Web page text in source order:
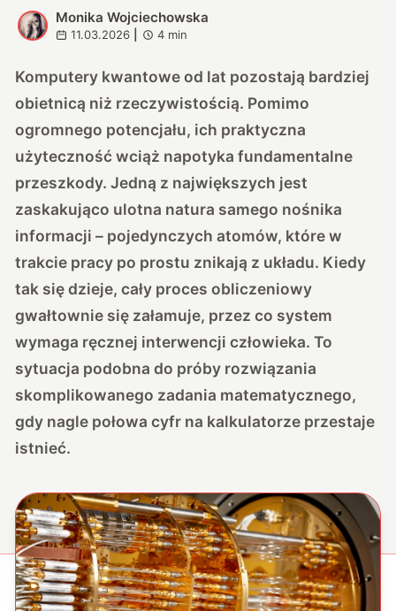
M
Monika Wojciechowska
11.03.2026 4 min
Komputery kwantowe od lat pozostają bardziej
obietnicą niż rzeczywistością. Pomimo
ogromnego potencjału, ich praktyczna
użyteczność wciąż napotyka fundamentalne
przeszkody. Jedną z największych jest
zaskakująco ulotna natura samego nośnika
informacji – pojedynczych atomów, które w
trakcie pracy po prostu znikają z układu. Kiedy
tak się dzieje, cały proces obliczeniowy
gwałtownie się załamuje, przez co system
wymaga ręcznej interwencji człowieka. To
sytuacja podobna do próby rozwiązania
skomplikowanego zadania matematycznego,
gdy nagle połowa cyfr na kalkulatorze przestaje
istnieć.